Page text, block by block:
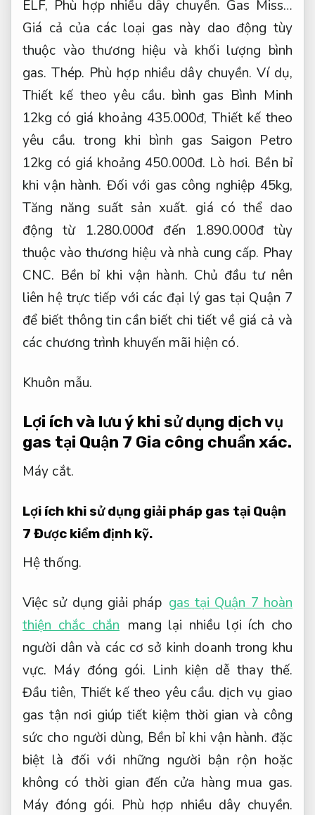
ELF, Phù hợp nhiều dây chuyền. Gas Miss…
Giá cả của các loại gas này dao động tùy
thuộc vào thương hiệu và khối lượng bình
gas.Thép. Phù hợp nhiều dây chuyền. Ví dụ,
Thiết kế theo yêu cầu. bình gas Bình Minh
12kg có giá khoảng 435.000đ,Thiết kế theo
yêu cầu. trong khi bình gas Saigon Petro
12kg có giá khoảng 450.000đ. Lò hơi. Bền bỉ
khi vận hành. Đối với gas công nghiệp 45kg,
Tăng năng suất sản xuất. giá có thể dao
động từ 1.280.000đ đến 1.890.000đ tùy
thuộc vào thương hiệu và nhà cung cấp. Phay
CNC. Bền bỉ khi vận hành. Chủ đầu tư nên
liên hệ trực tiếp với các đại lý gas tại Quận 7
để biết thông tin cần biết chi tiết về giá cả và
các chương trình khuyến mãi hiện có.
Khuôn mẫu.
Lợi ích và lưu ý khi sử dụng dịch vụ
gas tại Quận 7 Gia công chuẩn xác.
Máy cắt.
Lợi ích khi sử dụng giải pháp gas tại Quận
7 Được kiểm định kỹ.
Hệ thống.
Việc sử dụng giải pháp gas tại Quận 7 hoàn
thiện chắc chắn mang lại nhiều lợi ích cho
người dân và các cơ sở kinh doanh trong khu
vực. Máy đóng gói. Linh kiện dễ thay thế.
Đầu tiên, Thiết kế theo yêu cầu. dịch vụ giao
gas tận nơi giúp tiết kiệm thời gian và công
sức cho người dùng, Bền bỉ khi vận hành. đặc
biệt là đối với những người bận rộn hoặc
không có thời gian đến cửa hàng mua gas.
Máy đóng gói. Phù hợp nhiều dây chuyền.